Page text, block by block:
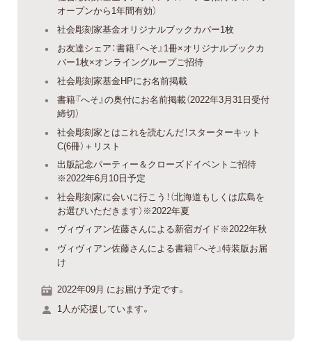
オープンから1年間有効）
社会彫刻家基金オリジナルブックカバー1枚
お友達シェア：書籍『へそ』1冊×オリジナルブックカ
バー1枚×オンライングループご招待
社会彫刻家基金HPにお名前掲載
書籍『へそ』の奥付にお名前掲載（2022年3月31日受付
締切）
社会彫刻家とはこれを読むんだ！スターターキット
C(6冊）＋リスト
出版記念パーティー＆クローズドイベントご招待
※2022年6月10日予定
社会彫刻家に会いに行こう！（北海道もしくは広島を
お選びいただきます）※2022年夏
ヴィヴィアン佐藤さんによる新宿ガイド※2022年秋
ヴィヴィアン佐藤さんによる書籍『へそ』特装版お届
け
2022年09月 にお届け予定です。
1人が応援しています。